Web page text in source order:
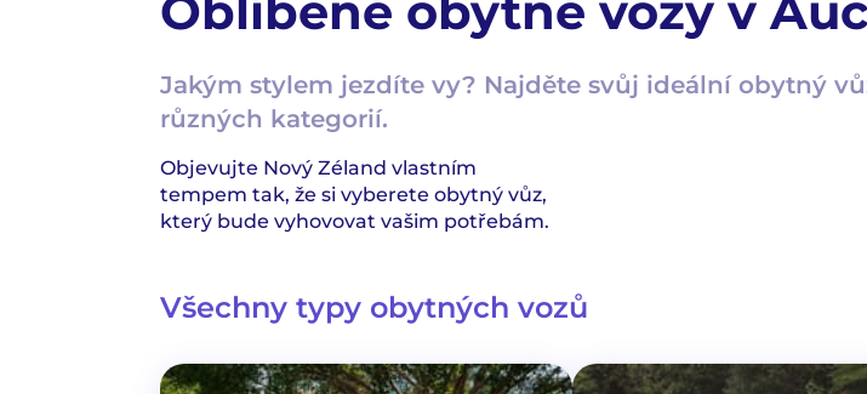
Jakým stylem jezdíte vy? Najděte svůj ideální obytný
různých kategorií.
Objevujte Nový Zéland vlastním
tempem tak, že si vyberete obytný vůz,
který bude vyhovovat vašim potřebám.
Všechny typy obytných vozů